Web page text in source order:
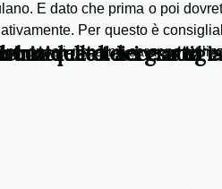
E dato che prima o poi
Per questo è
questi risparmi saranno
di accessori
delle teiere
mercato dei gratta